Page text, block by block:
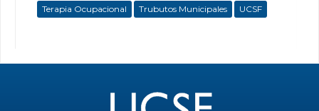
Terapia Ocupacional
Trubutos Municipales UCSF